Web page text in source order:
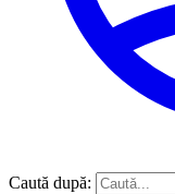
Caută după: